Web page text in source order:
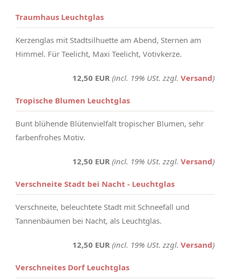
Traumhaus Leuchtglas
Kerzenglas mit Stadtsilhuette am Abend, Sternen am
Himmel. Für Teelicht, Maxi Teelicht, Votivkerze.
12,50 EUR (incl. 19% USt. zzgl. Versand)
Tropische Blumen Leuchtglas
Bunt blühende Blütenvielfalt tropischer Blumen, sehr
farbenfrohes Motiv.
12,50 EUR (incl. 19% USt. zzgl. Versand)
Verschneite Stadt bei Nacht - Leuchtglas
Verschneite, beleuchtete Stadt mit Schneefall und
Tannenbäumen bei Nacht, als Leuchtglas.
12,50 EUR (incl. 19% USt. zzgl. Versand)
Verschneites Dorf Leuchtglas